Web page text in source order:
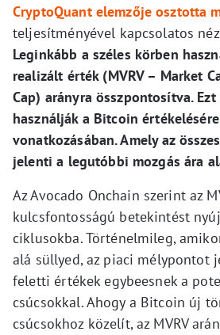
CryptoQuant elemzője osztotta
teljesítményével kapcsolatos
Leginkább a széles körben
realizált érték (MVRV – Market
Cap) arányra összpontosítva.
használják a Bitcoin
vonatkozásában. Amely az
jelenti a legutóbbi mozgás ára
Az Avocado Onchain szerint az
kulcsfontosságú betekintést
ciklusokba. Történelmileg,
alá süllyed, az piaci mélypontot
feletti értékek egybeesnek a
csúcsokkal. Ahogy a Bitcoin új
csúcsokhoz közelít, az MVRV